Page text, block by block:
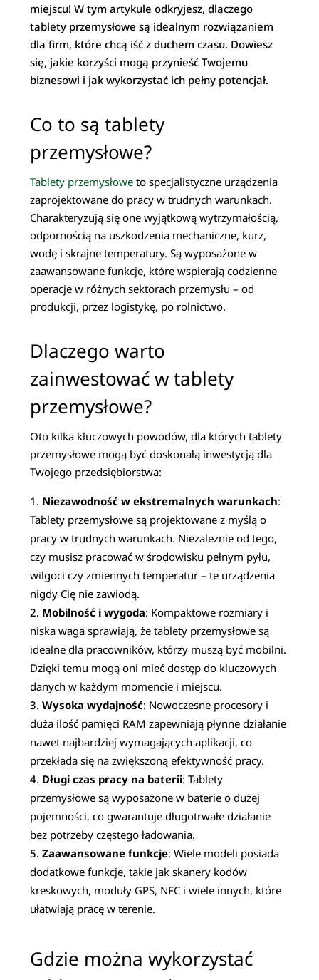
miejscu! W tym artykule odkryjesz, dlaczego
tablety przemysłowe są idealnym rozwiązaniem
dla firm, które chcą iść z duchem czasu. Dowiesz
się, jakie korzyści mogą przynieść Twojemu
biznesowi i jak wykorzystać ich pełny potencjał.
Co to są tablety
przemysłowe?
Tablety przemysłowe to specjalistyczne urządzenia
zaprojektowane do pracy w trudnych warunkach.
Charakteryzują się one wyjątkową wytrzymałością,
odpornością na uszkodzenia mechaniczne, kurz,
wodę i skrajne temperatury. Są wyposażone w
zaawansowane funkcje, które wspierają codzienne
operacje w różnych sektorach przemysłu – od
produkcji, przez logistykę, po rolnictwo.
Dlaczego warto
zainwestować w tablety
przemysłowe?
Oto kilka kluczowych powodów, dla których tablety
przemysłowe mogą być doskonałą inwestycją dla
Twojego przedsiębiorstwa:
Niezawodność w ekstremalnych warunkach:
Tablety przemysłowe są projektowane z myślą o
pracy w trudnych warunkach. Niezależnie od tego,
czy musisz pracować w środowisku pełnym pyłu,
wilgoci czy zmiennych temperatur – te urządzenia
nigdy Cię nie zawiodą.
Mobilność i wygoda: Kompaktowe rozmiary i
niska waga sprawiają, że tablety przemysłowe są
idealne dla pracowników, którzy muszą być mobilni.
Dzięki temu mogą oni mieć dostęp do kluczowych
danych w każdym momencie i miejscu.
Wysoka wydajność: Nowoczesne procesory i
duża ilość pamięci RAM zapewniają płynne działanie
nawet najbardziej wymagających aplikacji, co
przekłada się na zwiększoną efektywność pracy.
Długi czas pracy na baterii: Tablety
przemysłowe są wyposażone w baterie o dużej
pojemności, co gwarantuje długotrwałe działanie
bez potrzeby częstego ładowania.
Zaawansowane funkcje: Wiele modeli posiada
dodatkowe funkcje, takie jak skanery kodów
kreskowych, moduły GPS, NFC i wiele innych, które
ułatwiają pracę w terenie.
Gdzie można wykorzystać